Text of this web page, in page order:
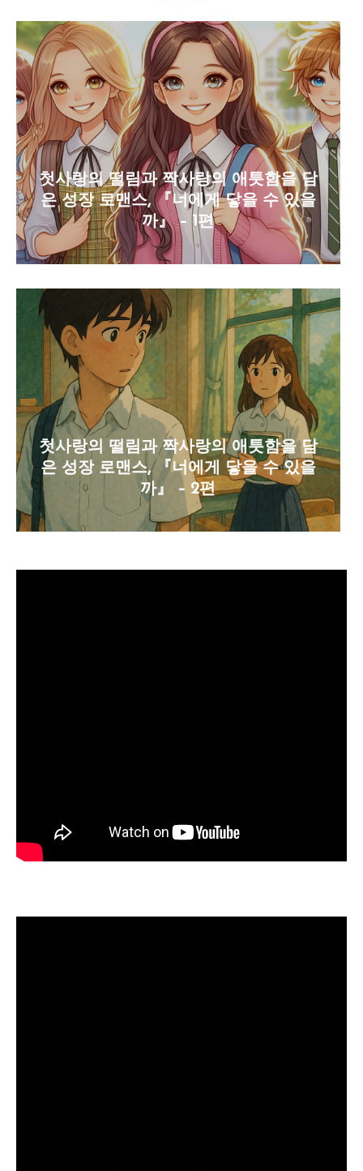
첫사랑의 떨림과 짝사랑의 애틋함을 담
은 성장 로맨스, 『너에게 닿을 수 있을
까』 – 1편
첫사랑의 떨림과 짝사랑의 애틋함을 담
은 성장 로맨스, 『너에게 닿을 수 있을
까』 – 2편